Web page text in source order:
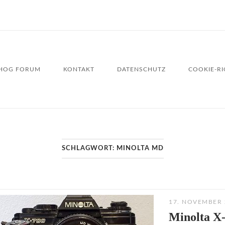
FORUM KONTAKT DATENSCHUTZ COOKIE-
SCHLAGWORT: MINOLTA MD
17. NOVEMBER
Minolta